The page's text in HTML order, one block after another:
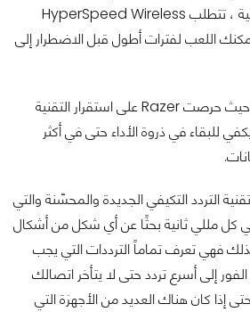
انتقال للنقر، وكميزة إضافية ، تتطلب HyperSpeed Wireless
اللعب لفترات أطول قبل الاضطرار إلى
تعتبر التقنية أكثر موثوقية حيث حرصت Razer على استقرار التقنية
للبقاء في ذروة الأداء حتى في أكثر
تستخدم HyperSpeed تقنية التردد التكيفي الجديدة والمحسّنة والتي
كل مللي ثانية بحثًا عن أي شكل من أشكال
فهي تعرف تماماً الترددات التي يجب
إلى أسرع تردد حتى لا يتأخر اتصالك
إذا كان هناك العديد من الأجهزة التي